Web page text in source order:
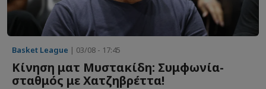
Basket League | 03/08 - 17:45
Κίνηση ματ Μυστακίδη: Συμφωνία-
σταθμός με Χατζηβρέττα!